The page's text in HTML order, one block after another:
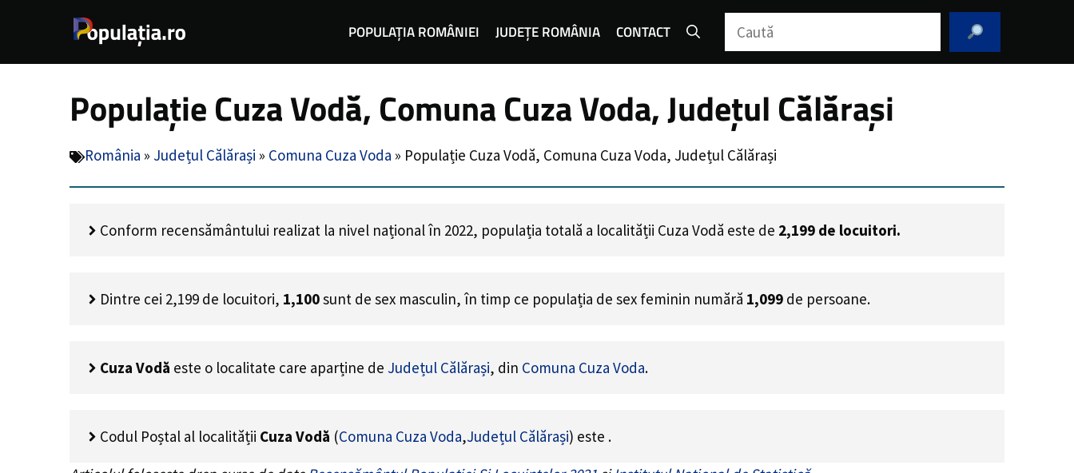
POPULAȚIA ROMÂNIEI JUDEȚE ROMÂNIA CONTACT Caută
Populație Cuza Vodă, Comuna Cuza Voda, Județul Călărași
România » Județul Călărași » Comuna Cuza Voda » Populație Cuza Vodă, Comuna Cuza Voda, Județul Călărași
Conform recensământului realizat la nivel național în 2022, populația totală a localității Cuza Vodă este de 2,199 de locuitori.
Dintre cei 2,199 de locuitori, 1,100sunt de sex masculin, în timp ce populația de sex feminin numără 1,099 de persoane.
Cuza Vodă este o localitate care aparține de Județul Călărași, din Comuna Cuza Voda.
Codul Poștal al localității Cuza Vodă (Comuna Cuza Voda,Județul Călărași) este .